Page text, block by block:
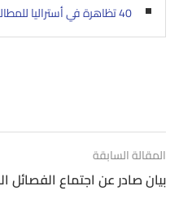
المقالة السابقة
بيان صادر عن اجتماع